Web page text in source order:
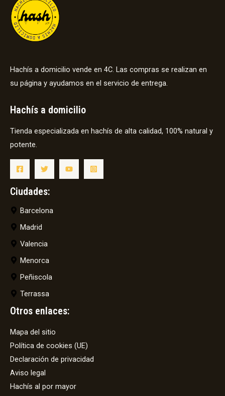
Hachís a domicilio vende en 4C. Las compras se realizan en
su página y ayudamos en el servicio de entrega.
Hachís a domicilio
Tienda especializada en hachís de alta calidad, 100% natural y
potente.
Ciudades:
Barcelona
Madrid
Valencia
Menorca
Peñiscola
Terrassa
Otros enlaces:
Mapa del sitio
Política de cookies (UE)
Declaración de privacidad
Aviso legal
Hachís al por mayor